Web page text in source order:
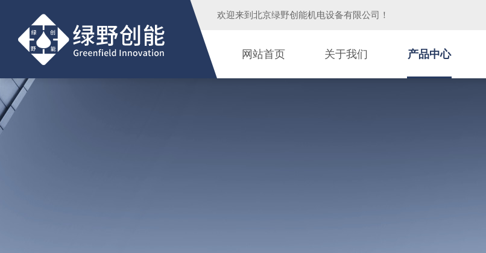
欢迎来到 北京绿野创能机电设备有限公司 ！
网站首页 关于我们 产品中心